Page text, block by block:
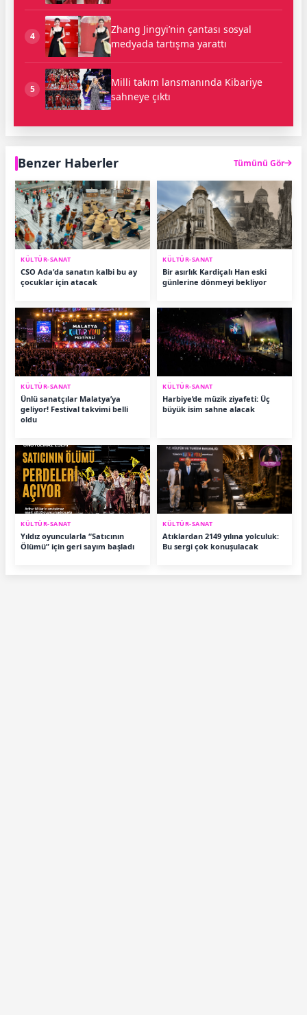
4
Zhang Jingyi’nin çantası sosyal
medyada tartışma yarattı
5
Milli takım lansmanında Kibariye
sahneye çıktı
Benzer Haberler Tümünü Gör
KÜLTÜR-SANAT
CSO Ada'da sanatın kalbi bu ay
çocuklar için atacak
KÜLTÜR-SANAT
Bir asırlık Kardiçalı Han eski
günlerine dönmeyi bekliyor
KÜLTÜR-SANAT
Ünlü sanatçılar Malatya’ya
geliyor! Festival takvimi belli
oldu
KÜLTÜR-SANAT
Harbiye’de müzik ziyafeti: Üç
büyük isim sahne alacak
KÜLTÜR-SANAT
Yıldız oyuncularla “Satıcının
Ölümü” için geri sayım başladı
KÜLTÜR-SANAT
Atıklardan 2149 yılına yolculuk:
Bu sergi çok konuşulacak